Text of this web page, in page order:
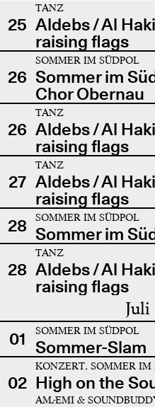
25
TANZ
Aldebs / Al
raising flags
26
SOMMER IM SÜDPOL
Sommer im
Chor Obernau
26
TANZ
Aldebs / Al
raising flags
27
TANZ
Aldebs / Al
raising flags
28
SOMMER IM SÜDPOL
Sommer im
28
TANZ
Aldebs / Al
raising flags
Juli
01 SOMMER IM SÜDPOL
Sommer-Slam
02
KONZERT, SOMMER IM
High on the
AMÆMI &